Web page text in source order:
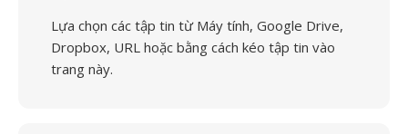
Lựa chọn các tập tin từ Máy tính, Google Drive,
Dropbox, URL hoặc bằng cách kéo tập tin vào
trang này.